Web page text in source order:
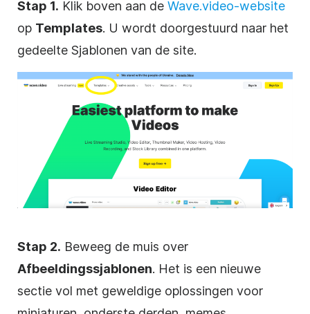
Stap 1. Klik boven aan de Wave.video-website
op Templates. U wordt doorgestuurd naar het
gedeelte Sjablonen van de site.
Stap 2. Beweeg de muis over
Afbeeldingssjablonen. Het is een nieuwe
sectie vol met geweldige oplossingen voor